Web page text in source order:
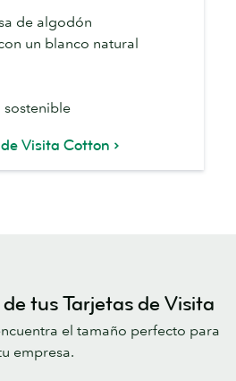
de algodón
un blanco natural
sostenible
Visita Cotton
tus Tarjetas de Visita
el tamaño perfecto para
empresa.